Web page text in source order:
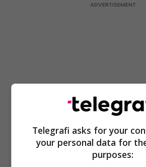
Telegrafi asks for your
your personal data for
purposes: